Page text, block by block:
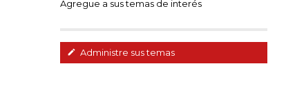
Agregue a sus temas de interés
Administre sus temas